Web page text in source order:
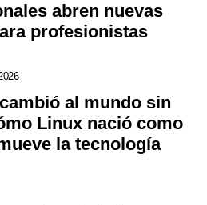
abren nuevas
profesionistas
al mundo sin
Linux nació como
la tecnología